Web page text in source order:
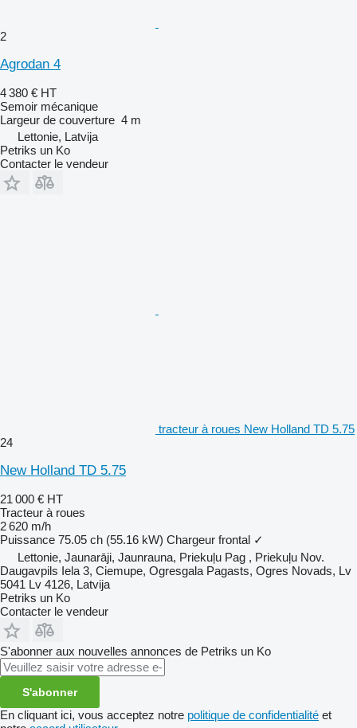
2
Agrodan 4
4 380 € HT
Semoir mécanique
Largeur de couverture 4 m
Lettonie, Latvija
Petriks un Ko
Contacter le vendeur
tracteur à roues New Holland TD 5.75
24
New Holland TD 5.75
21 000 € HT
Tracteur à roues
2 620 m/h
Puissance 75.05 ch (55.16 kW) Chargeur frontal ✓
Lettonie, Jaunarāji, Jaunrauna, Priekuļu Pag , Priekuļu Nov.
Daugavpils Iela 3, Ciemupe, Ogresgala Pagasts, Ogres Novads, Lv
5041 Lv 4126, Latvija
Petriks un Ko
Contacter le vendeur
S'abonner aux nouvelles annonces de Petriks un Ko
S'abonner
En cliquant ici, vous acceptez notre politique de confidentialité et